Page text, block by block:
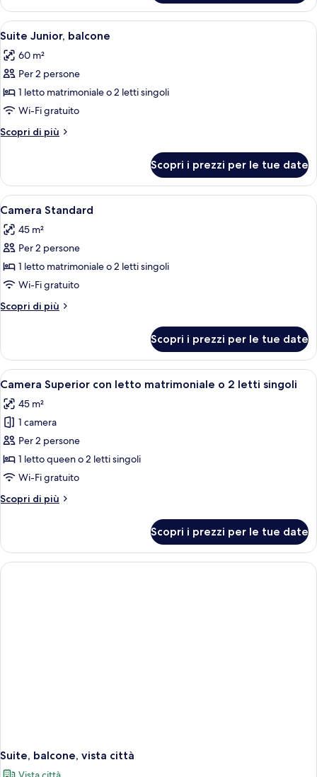
Deluxe,
balcone
Apri
tutte
le
foto
per
Suite
Junior,
balcone
Una camera d'albergo con un letto,
8
Suite Junior, balcone
60 m²
Per 2 persone
1 letto matrimoniale o 2 letti singoli
Wi-Fi gratuito
Scopri di più
Altri
Junior,
balcone
Scopri i prezzi per le tue date
Apri
tutte
le
foto
per
Camera
Standard
Una camera d'hotel con un letto,
4
Camera Standard
45 m²
Per 2 persone
1 letto matrimoniale o 2 letti singoli
Wi-Fi gratuito
Scopri di più
Altri
Standard
Scopri i prezzi per le tue date
Apri
tutte
le
foto
per
Camera
Superior
letto
2
letti
Minibar, una cassaforte in camera,
4
Camera Superior con letto matrimoniale o 2 letti singoli
45 m²
1 camera
Per 2 persone
1 letto queen o 2 letti singoli
Wi-Fi gratuito
Scopri di più
Altri
Superior
con
letto
Scopri i prezzi per le tue date
Suite, balcone, vista città